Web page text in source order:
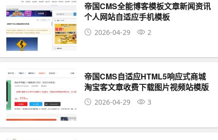
帝国CMS全能博客模板文章新闻资讯
个人网站自适应手机模板
2026-04-29 2
帝国CMS自适应HTML5响应式商城
淘宝客文章收费下载图片视频站模版
2026-04-29 3